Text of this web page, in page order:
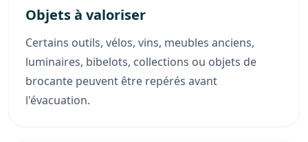
Objets à valoriser
Certains outils, vélos, vins, meubles anciens,
luminaires, bibelots, collections ou objets de
brocante peuvent être repérés avant
l'évacuation.